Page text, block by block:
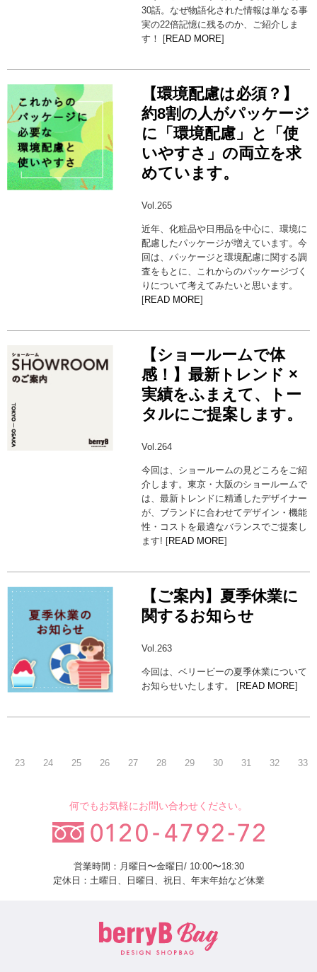
30話。なぜ物語化された情報は単なる事
実の22倍記憶に残るのか、ご紹介しま
す！ [READ MORE]
【環境配慮は必須？】
約8割の人がパッケージ
に「環境配慮」と「使
いやすさ」の両立を求
めています。
Vol.265
近年、化粧品や日用品を中心に、環境に
配慮したパッケージが増えています。今
回は、パッケージと環境配慮に関する調
査をもとに、これからのパッケージづく
りについて考えてみたいと思います。
[READ MORE]
【ショールームで体
感！】最新トレンド ×
実績をふまえて、トー
タルにご提案します。
Vol.264
今回は、ショールームの見どころをご紹
介します。東京・大阪のショールームで
は、最新トレンドに精通したデザイナー
が、ブランドに合わせてデザイン・機能
性・コストを最適なバランスでご提案し
ます! [READ MORE]
【ご案内】夏季休業に
関するお知らせ
Vol.263
今回は、ベリービーの夏季休業について
お知らせいたします。 [READ MORE]
23 24 25 26 27 28 29 30 31 32 33
何でもお気軽にお問い合わせください。
営業時間：月曜日〜金曜日/ 10:00〜18:30
定休日：土曜日、日曜日、祝日、年末年始など休業